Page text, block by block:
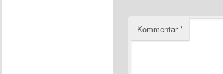
Kommentar*